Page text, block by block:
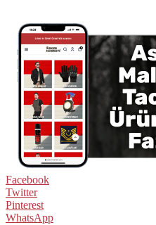
Facebook
Twitter
Pinterest
WhatsApp